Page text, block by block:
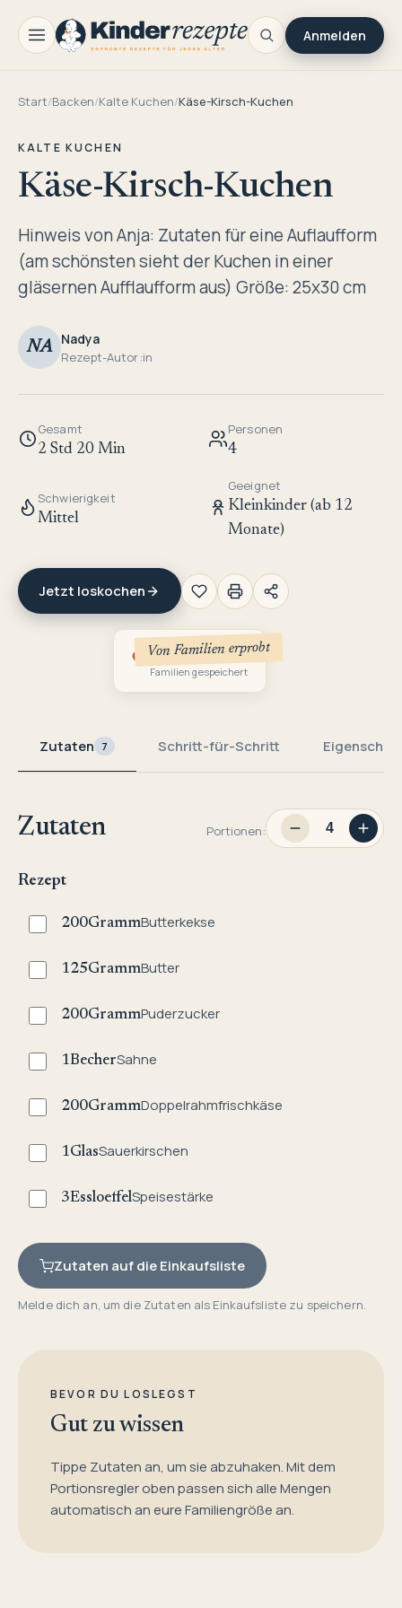
Anmelden
Start/Backen/Kalte Kuchen/Käse-Kirsch-Kuchen
KALTE KUCHEN
Käse-Kirsch-Kuchen
Hinweis von Anja: Zutaten für eine Auflaufform
(am schönsten sieht der Kuchen in einer
gläsernen Aufflaufform aus) Größe: 25x30 cm
NA Nadya
Rezept-Autor:in
Gesamt
2 Std 20 Min
Personen
4
Schwierigkeit
Mittel
Geeignet
Kleinkinder (ab 12
Monate)
Jetzt loskochen
Von Familien erprobt
3
Familien gespeichert
Zutaten 7 Schritt-für-Schritt
Zutaten Portionen:
Rezept
200GrammButterkekse
125GrammButter
200GrammPuderzucker
1BecherSahne
200GrammDoppelrahmfrischkäse
1GlasSauerkirschen
3EssloeffelSpeisestärke
Zutaten auf die Einkaufsliste
Melde dich an, um die Zutaten als Einkaufsliste zu speichern.
BEVOR DU LOSLEGST
Gut zu wissen
Tippe Zutaten an, um sie abzuhaken. Mit dem
Portionsregler oben passen sich alle Mengen
automatisch an eure Familiengröße an.